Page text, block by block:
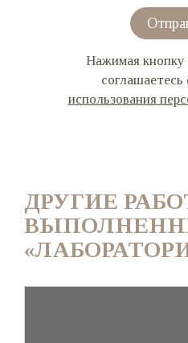
Нажимая кнопку
соглашаетесь
использования
ДРУГИЕ